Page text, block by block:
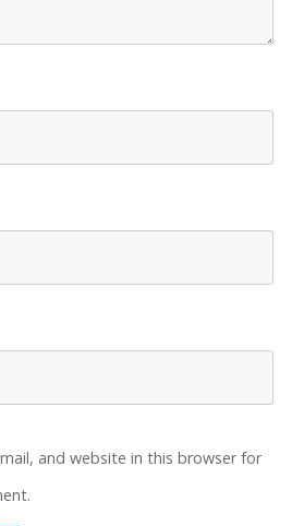
and website in this browser for